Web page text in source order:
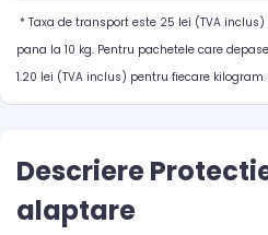
* Taxa de transport este 25 lei (TVA
pana la 10 kg. Pentru pachetele care
1.20 lei (TVA inclus) pentru fiecare
Descriere
alaptare